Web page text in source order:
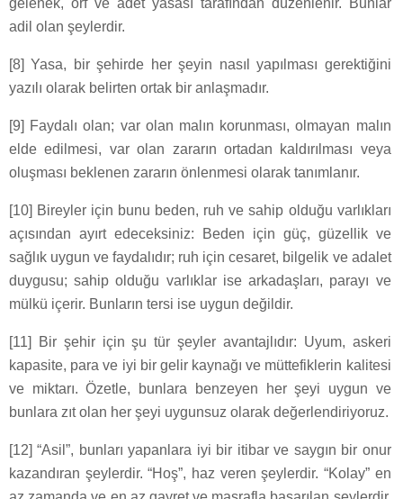
gelenek, örf ve âdet yasası tarafından düzenlenir. Bunlar
adil olan şeylerdir.
[8] Yasa, bir şehirde her şeyin nasıl yapılması gerektiğini
yazılı olarak belirten ortak bir anlaşmadır.
[9] Faydalı olan; var olan malın korunması, olmayan malın
elde edilmesi, var olan zararın ortadan kaldırılması veya
oluşması beklenen zararın önlenmesi olarak tanımlanır.
[10] Bireyler için bunu beden, ruh ve sahip olduğu varlıkları
açısından ayırt edeceksiniz: Beden için güç, güzellik ve
sağlık uygun ve faydalıdır; ruh için cesaret, bilgelik ve adalet
duygusu; sahip olduğu varlıklar ise arkadaşları, parayı ve
mülkü içerir. Bunların tersi ise uygun değildir.
[11] Bir şehir için şu tür şeyler avantajlıdır: Uyum, askeri
kapasite, para ve iyi bir gelir kaynağı ve müttefiklerin kalitesi
ve miktarı. Özetle, bunlara benzeyen her şeyi uygun ve
bunlara zıt olan her şeyi uygunsuz olarak değerlendiriyoruz.
[12] “Asil”, bunları yapanlara iyi bir itibar ve saygın bir onur
kazandıran şeylerdir. “Hoş”, haz veren şeylerdir. “Kolay” en